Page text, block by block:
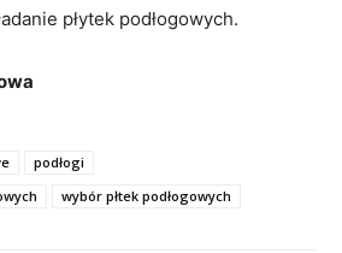
płytek podłogowych.
podłogi
wybór płtek podłogowych